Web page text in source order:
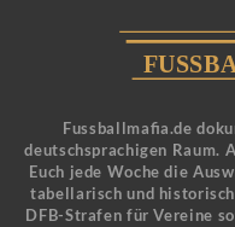
Fussballmafia.de
deutschsprachigen Raum.
Euch jede Woche die
tabellarisch und
DFB-Strafen für Vereine